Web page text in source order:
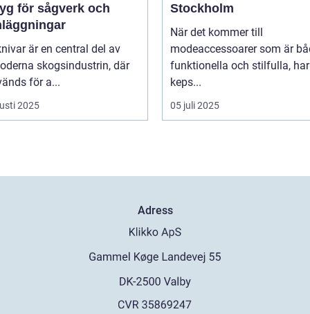
för sågverk och
är en central del av
skogsindustrin, där
för a...
2025
Stockholm
När det kommer till
modeaccessoarer som är
funktionella och stilfulla, har
keps...
05 juli 2025
Adress